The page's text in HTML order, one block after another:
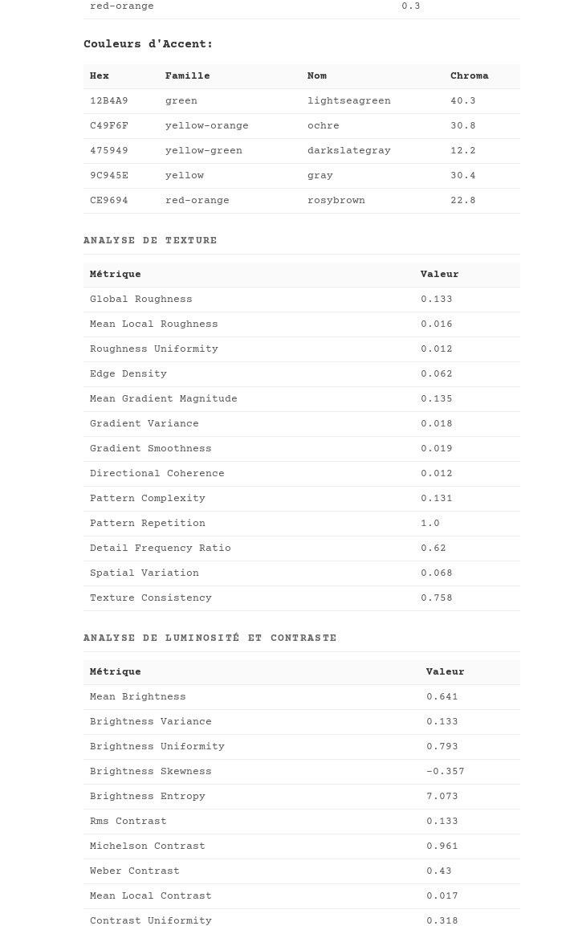
red-orange 0.3
Couleurs d'Accent:
Hex Famille Nom Chroma
12B4A9 green lightseagreen 40.3
C49F6F yellow-orange ochre 30.8
475949 yellow-green darkslategray 12.2
9C945E yellow gray 30.4
CE9694 red-orange rosybrown 22.8
ANALYSE DE TEXTURE
Métrique Valeur
Global Roughness 0.133
Mean Local Roughness 0.016
Roughness Uniformity 0.012
Edge Density 0.062
Mean Gradient Magnitude 0.135
Gradient Variance 0.018
Gradient Smoothness 0.019
Directional Coherence 0.012
Pattern Complexity 0.131
Pattern Repetition 1.0
Detail Frequency Ratio 0.62
Spatial Variation 0.068
Texture Consistency 0.758
ANALYSE DE LUMINOSITÉ ET CONTRASTE
Métrique Valeur
Mean Brightness 0.641
Brightness Variance 0.133
Brightness Uniformity 0.793
Brightness Skewness -0.357
Brightness Entropy 7.073
Rms Contrast 0.133
Michelson Contrast 0.961
Weber Contrast 0.43
Mean Local Contrast 0.017
Contrast Uniformity 0.318